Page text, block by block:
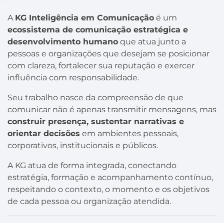
A KG Inteligência em Comunicação é um
ecossistema de comunicação estratégica e
desenvolvimento humano que atua junto a
pessoas e organizações que desejam se posicionar
com clareza, fortalecer sua reputação e exercer
influência com responsabilidade.
Seu trabalho nasce da compreensão de que
comunicar não é apenas transmitir mensagens, mas
construir presença, sustentar narrativas e
orientar decisões em ambientes pessoais,
corporativos, institucionais e públicos.
A KG atua de forma integrada, conectando
estratégia, formação e acompanhamento contínuo,
respeitando o contexto, o momento e os objetivos
de cada pessoa ou organização atendida.